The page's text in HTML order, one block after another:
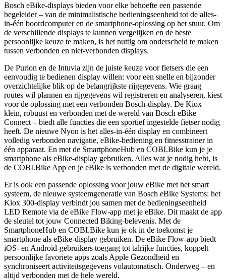
Bosch eBike-displays bieden voor elke behoefte een passende
begeleider – van de minimalistische bedieningseenheid tot de alles-
in-één boordcomputer en de smartphone-oplossing op het stuur. Om
de verschillende displays te kunnen vergelijken en de beste
persoonlijke keuze te maken, is het nuttig om onderscheid te maken
tussen verbonden en niet-verbonden displays.
De Purion en de Intuvia zijn de juiste keuze voor fietsers die een
eenvoudig te bedienen display willen: voor een snelle en bijzonder
overzichtelijke blik op de belangrijkste rijgegevens. Wie graag
routes wil plannen en rijgegevens wil registreren en analyseren, kiest
voor de oplossing met een verbonden Bosch-display. De Kiox –
klein, robuust en verbonden met de wereld van Bosch eBike
Connect – biedt alle functies die een sportief ingestelde fietser nodig
heeft. De nieuwe Nyon is het alles-in-één display en combineert
volledig verbonden navigatie, eBike-bediening en fitnesstrainer in
één apparaat. En met de SmartphoneHub en COBI.Bike kun je je
smartphone als eBike-display gebruiken. Alles wat je nodig hebt, is
de COBI.Bike App en je eBike is verbonden met de digitale wereld.
Er is ook een passende oplossing voor jouw eBike met het smart
systeem, de nieuwe systeemgeneratie van Bosch eBike Systems: het
Kiox 300-display verbindt jou samen met de bedieningseenheid
LED Remote via de eBike Flow-app met je eBike. Dit maakt de app
de sleutel tot jouw Connected Biking-belevenis. Met de
SmartphoneHub en COBI.Bike kun je ok in de toekomst je
smartphone als eBike-display gebruiken. De eBike Flow-app biedt
iOS- en Android-gebruikers toegang tot talrijke functies, koppelt
persoonlijke favoriete apps zoals Apple Gezondheid en
synchroniseert activiteitsgegevens volauto­matisch. Onderweg – en
altijd verbonden met de hele wereld.